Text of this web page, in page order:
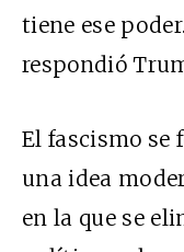
tiene ese
respondió
El fascismo se
una idea
en la que se